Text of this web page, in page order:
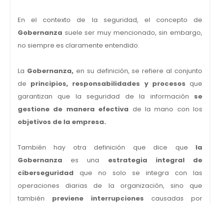
En el contexto de la seguridad, el concepto de
Gobernanza suele ser muy mencionado, sin embargo,
no siempre es claramente entendido.
La Gobernanza, en su definición, se refiere al conjunto
de principios, responsabilidades y procesos que
garantizan que la seguridad de la información se
gestione de manera efectiva de la mano con los
objetivos de la empresa.
También hay otra definición que dice que la
Gobernanzaes una estrategia integral de
ciberseguridad que no solo se integra con las
operaciones diarias de la organización, sino que
también previene interrupciones causadas por